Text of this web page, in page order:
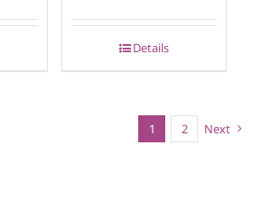
Details
1 2 Next